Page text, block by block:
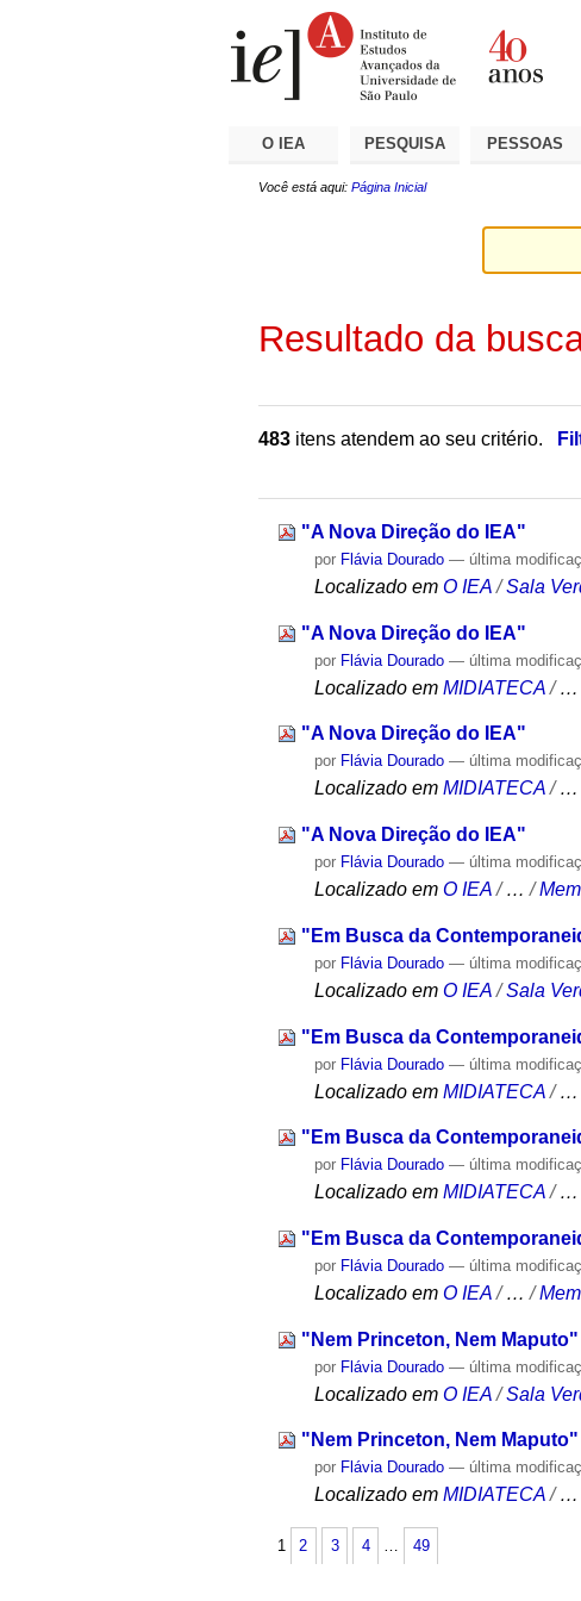
O IEA PESQUISA PESSOAS
Você está aqui: Página Inicial
Resultado da
483 itens atendem ao seu critério.
"A Nova Direção do IEA"
por Flávia Dourado — última
Localizado em O IEA /Sala
"A Nova Direção do IEA"
por Flávia Dourado — última
Localizado em MIDIATECA /
"A Nova Direção do IEA"
por Flávia Dourado — última
Localizado em MIDIATECA /
"A Nova Direção do IEA"
por Flávia Dourado — última
Localizado em O IEA /…/
"Em Busca da
por Flávia Dourado — última
Localizado em O IEA /Sala
"Em Busca da
por Flávia Dourado — última
Localizado em MIDIATECA /
"Em Busca da
por Flávia Dourado — última
Localizado em MIDIATECA /
"Em Busca da
por Flávia Dourado — última
Localizado em O IEA /…/
"Nem Princeton, Nem Maputo"
por Flávia Dourado — última
Localizado em O IEA /Sala
"Nem Princeton, Nem Maputo"
por Flávia Dourado — última
Localizado em MIDIATECA /
1 2 3 4 49